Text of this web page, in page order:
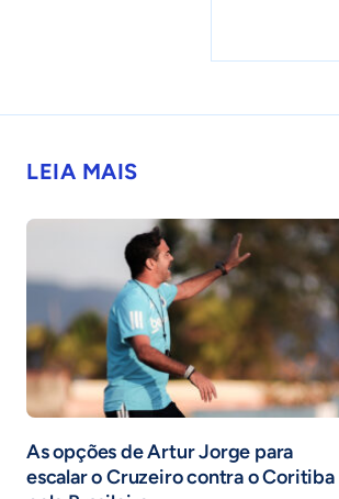
LEIA MAIS
As opções de Artur Jorge para
escalar o Cruzeiro contra o Coritiba